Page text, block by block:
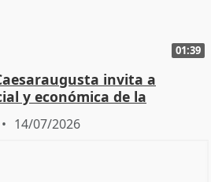
01:39
invita a
y económica de la
14/07/2026